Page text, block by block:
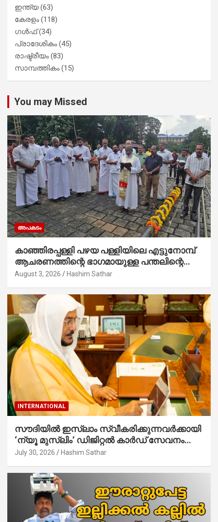
ഇന്ത്യ(63)
കേരളം(118)
ഗൾഫ്(34)
പ്രാദേശികം(45)
രാഷ്ട്രീയം(83)
സാമ്പത്തികം(15)
You may Missed
അപകടം
കാഞ്ഞിരപ്പള്ളി പഴയ പള്ളിയിലെ എട്ടുനോമ്പ്
ആചരണത്തിന്റെ ഭാഗമായുള്ള പന്തലിന്റെ
കാൽനാട്ട് കർമ്മം ആർച്ച് പ്രീസ്റ്റ് വെരി.
August 3, 2026 Hashim Sathar
INTERNATIONAL
സൗദിയില്‍ ഇസ്‌ലാം സ്വീകരിക്കുന്നവര്‍ക്കായി
‘ന്യൂ മുസ്ലിം’ ഡിജിറ്റല്‍ കാര്‍ഡ് സേവനം
ആരംഭിച്ചു
July 30, 2026 Hashim Sathar